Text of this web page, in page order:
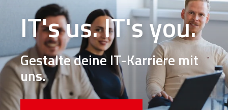
IT's us. IT's you.
Gestalte deine IT-Karriere mit
uns.